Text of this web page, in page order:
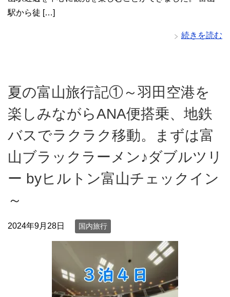
駅から徒 […]
続きを読む
夏の富山旅行記①～羽田空港を
楽しみながらANA便搭乗、地鉄
バスでラクラク移動。まずは富
山ブラックラーメン♪ダブルツリ
ー byヒルトン富山チェックイン
～
2024年9月28日 国内旅行